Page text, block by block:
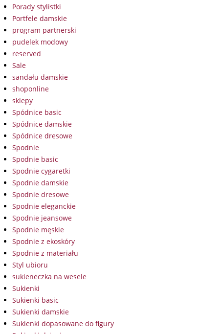
Porady stylistki
Portfele damskie
program partnerski
pudelek modowy
reserved
Sale
sandału damskie
shoponline
sklepy
Spódnice basic
Spódnice damskie
Spódnice dresowe
Spodnie
Spodnie basic
Spodnie cygaretki
Spodnie damskie
Spodnie dresowe
Spodnie eleganckie
Spodnie jeansowe
Spodnie męskie
Spodnie z ekoskóry
Spodnie z materiału
Styl ubioru
sukieneczka na wesele
Sukienki
Sukienki basic
Sukienki damskie
Sukienki dopasowane do figury